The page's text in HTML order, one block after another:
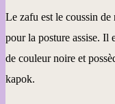
Le zafu est le coussin
pour la posture assise. Il
de couleur noire et
kapok.